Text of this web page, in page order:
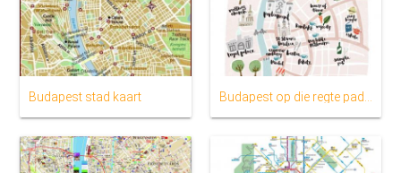
Budapest stad kaart Budapest op die regte pad kaart